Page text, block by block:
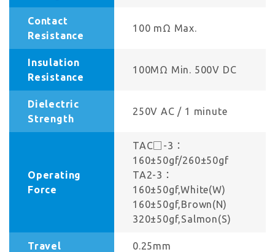
Contact
Resistance
100 mΩ Max.
Insulation
Resistance
100MΩ Min. 500V DC
Dielectric
Strength
250V AC / 1 minute
Operating
Force
TAC□-3：
160±50gf/260±50gf
TA2-3：
160±50gf,White(W)
160±50gf,Brown(N)
320±50gf,Salmon(S)
Travel 0.25mm